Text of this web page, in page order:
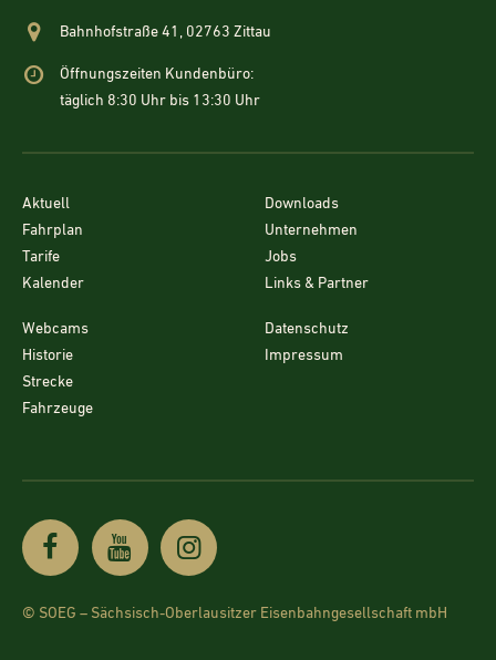
Bahnhofstraße 41, 02763 Zittau
Öffnungszeiten Kundenbüro:
täglich 8:30 Uhr bis 13:30 Uhr
Aktuell
Fahrplan
Tarife
Kalender
Downloads
Unternehmen
Jobs
Links & Partner
Webcams
Historie
Strecke
Fahrzeuge
Datenschutz
Impressum
© SOEG – Sächsisch-Oberlausitzer Eisenbahngesellschaft mbH